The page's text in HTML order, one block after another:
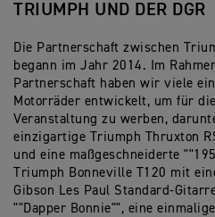
TRIUMPH UND DER DGR
Die Partnerschaft zwischen
begann im Jahr 2014. Im
Partnerschaft haben wir viele
Motorräder entwickelt, um für
Veranstaltung zu werben,
einzigartige Triumph Thruxton
und eine maßgeschneiderte
Triumph Bonneville T120 mit
Gibson Les Paul Standard-
""Dapper Bonnie"", eine einmalige